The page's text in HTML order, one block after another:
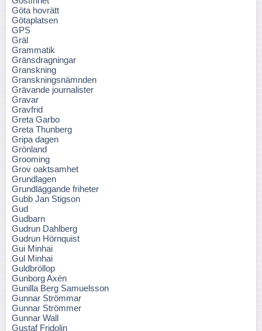
Göta hovrätt
Götaplatsen
GPS
Gräl
Grammatik
Gränsdragningar
Granskning
Granskningsnämnden
Grävande journalister
Gravar
Gravfrid
Greta Garbo
Greta Thunberg
Gripa dagen
Grönland
Grooming
Grov oaktsamhet
Grundlagen
Grundläggande friheter
Gubb Jan Stigson
Gud
Gudbarn
Gudrun Dahlberg
Gudrun Hörnquist
Gui Minhai
Gul Minhai
Guldbröllop
Gunborg Axén
Gunilla Berg Samuelsson
Gunnar Strömmar
Gunnar Strömmer
Gunnar Wall
Gustaf Fridolin